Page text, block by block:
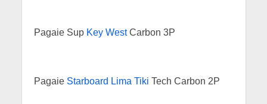
Pagaie Sup Key WestCarbon 3P
Pagaie Starboard Lima Tiki Tech Carbon 2P